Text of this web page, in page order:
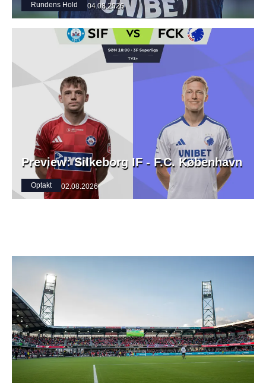
Rundens Hold 04.08.2026
Preview: Silkeborg IF - F.C. København
Optakt 02.08.2026